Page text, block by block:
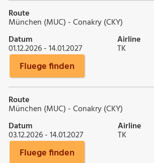
Route
München (MUC) - Conakry (CKY)
Datum
01.12.2026 - 14.01.2027
Airline
TK
Fluege finden
Route
München (MUC) - Conakry (CKY)
Datum
03.12.2026 - 14.01.2027
Airline
TK
Fluege finden